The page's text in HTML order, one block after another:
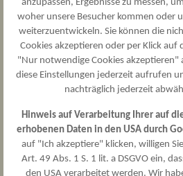
Standort Bahnhofsallee 1D
weitere Informationen zur
anrufen
E-Mail schreiben
Termin vereinbaren
anzupassen, Ergebnisse zu messen,
woher unsere Besucher kommen oder
weiterzuentwickeln. Sie können die
Cookies akzeptieren oder per Klick auf
"Nur notwendige Cookies akzeptieren"
diese Einstellungen jederzeit aufrufen
nachträglich jederzeit
Hinweis auf Verarbeitung Ihrer auf
erhobenen Daten in den USA durch
auf "Ich akzeptiere" klicken, willigen
Art. 49 Abs. 1 S. 1 lit. a DSGVO ein,
den USA verarbeitet werden. Wir